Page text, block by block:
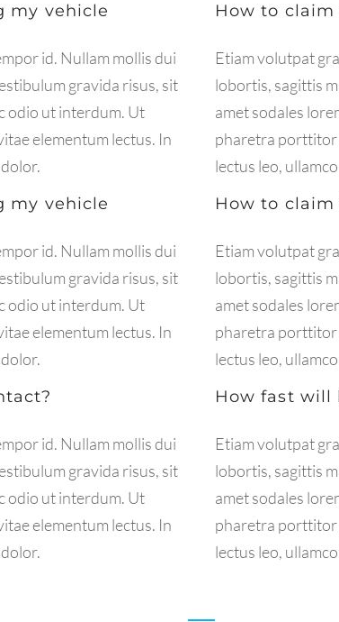
my vehicle
id. Nullam mollis dui
gravida risus, sit
odio ut interdum. Ut
elementum lectus. In
How to
Etiam volutpat
lobortis, sagittis
amet sodales
pharetra porttitor
lectus leo,
my vehicle
id. Nullam mollis dui
gravida risus, sit
odio ut interdum. Ut
elementum lectus. In
How to
Etiam volutpat
lobortis, sagittis
amet sodales
pharetra porttitor
lectus leo,
id. Nullam mollis dui
gravida risus, sit
odio ut interdum. Ut
elementum lectus. In
How fast will
Etiam volutpat
lobortis, sagittis
amet sodales
pharetra porttitor
lectus leo,